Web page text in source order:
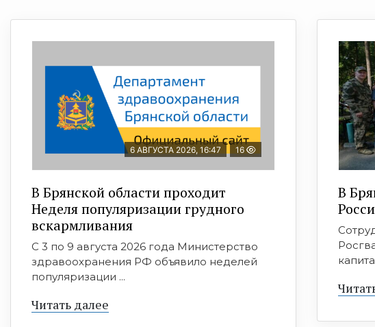
6 АВГУСТА 2026, 16:47 16
В Брянской области проходит
Неделя популяризации грудного
вскармливания
С 3 по 9 августа 2026 года Министерство
здравоохранения РФ объявило неделей
популяризации ...
Читать далее
В